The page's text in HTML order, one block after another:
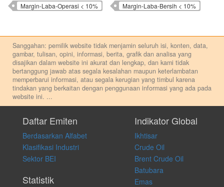
Margin-Laba-Operasi < 10%
Margin-Laba-Bersih < 10%
Sanggahan: pemilik website tidak menjamin seluruh isi, konten, data,
gambar, tulisan, opini, informasi, berita, grafik dan analisa yang
disajikan dalam website ini akurat dan lengkap, dan kami tidak
bertanggung jawab atas segala kesalahan maupun keterlambatan
memperbarui informasi, atau segala kerugian yang timbul karena
tindakan yang berkaitan dengan penggunaan informasi yang ada pada
website ini. ...
pribadi. Kami tidak memberi anjuran, saran, rekomendasi untuk
membeli, menjual atau melakukan aktivitas lain yang terkait dengan
transaksi perdagangan apapun, dan kami tidak bertanggung jawab
atas keputusan investasi yang dilakukan dalam kondisi dan situasi
apapun juga, yang diakibatkan secara langsung maupun tidak
langsung atas konten pada website ini.
Daftar Emiten
Berdasarkan Alfabet
Klasifikasi Industri
Sektor BEI
Statistik
Indikator Global
Ikhtisar
Crude Oil
Brent Crude Oil
Batubara
Emas